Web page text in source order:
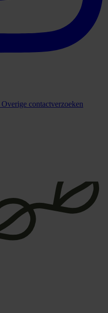
Overige contactverzoeken